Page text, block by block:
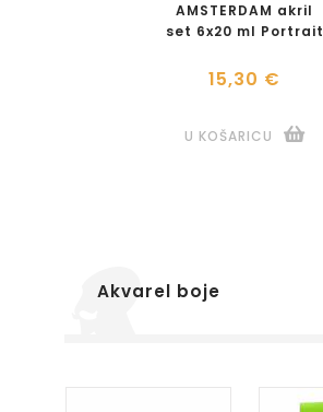
AMSTERDAM akril
set 6x20 ml Portrait
15,30 €
U KOŠARICU
Akvarel boje